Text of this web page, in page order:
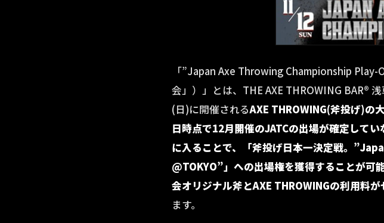
「”Japan Axe Throwing Championship
会」）」とは、THE AXE THROWING BAR®︎
(日)に開催されるAXE THROWING(斧投げ)の
日時点で12月開催のJATCの出場が確定して
に入ることで、「斧投げ日本一決定戦。
@TOKYO”」への出場権を獲得することが可
会オリジナル斧とAXE THROWINGの利用料
ます。